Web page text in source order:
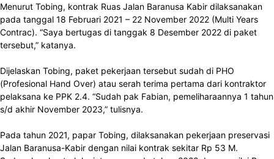
Menurut Tobing, kontrak Ruas Jalan Baranusa Kabir dilaksanakan
pada tanggal 18 Februari 2021 – 22 November 2022 (Multi Years
Contrac). “Saya bertugas di tanggak 8 Desember 2022 di paket
tersebut,” katanya.
Dijelaskan Tobing, paket pekerjaan tersebut sudah di PHO
(Profesional Hand Over) atau serah terima pertama dari kontraktor
pelaksana ke PPK 2.4. “Sudah pak Fabian, pemeliharaannya 1 tahun
s/d akhir November 2023,” tulisnya.
Pada tahun 2021, papar Tobing, dilaksanakan pekerjaan preservasi
Jalan Baranusa-Kabir dengan nilai kontrak sekitar Rp 53 M.